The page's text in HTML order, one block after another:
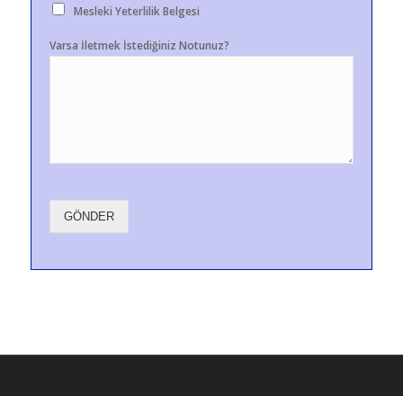
Mesleki Yeterlilik Belgesi
Varsa İletmek İstediğiniz Notunuz?
GÖNDER